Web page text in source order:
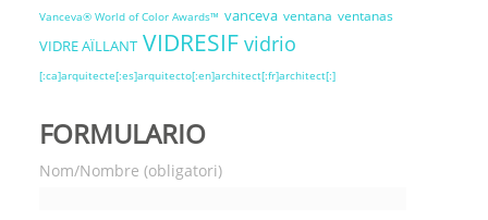
Vanceva® World of Color Awards™ vanceva ventana ventanas
VIDRE AÏLLANT VIDRESIF vidrio
[:ca]arquitecte[:es]arquitecto[:en]architect[:fr]architect[:]
FORMULARIO
Nom/Nombre (obligatori)